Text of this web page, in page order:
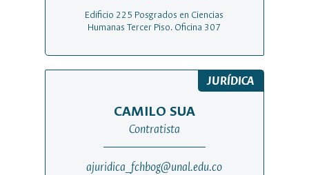
Edificio 225 Posgrados en Ciencias
Humanas Tercer Piso. Oficina 307
JURÍDICA
CAMILO SUA
Contratista
ajuridica_fchbog@unal.edu.co